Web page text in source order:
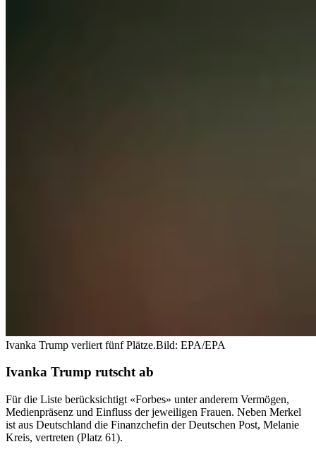
Ivanka Trump verliert fünf Plätze.Bild: EPA/EPA
Ivanka Trump rutscht ab
Für die Liste berücksichtigt «Forbes» unter anderem Vermögen,
Medienpräsenz und Einfluss der jeweiligen Frauen. Neben Merkel
ist aus Deutschland die Finanzchefin der Deutschen Post, Melanie
Kreis, vertreten (Platz 61).